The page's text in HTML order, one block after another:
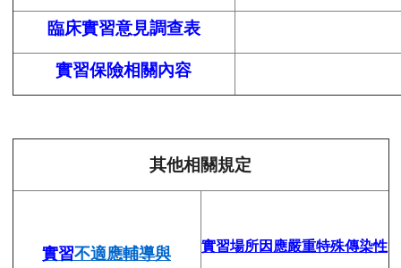
臨床實習意見調查表
實習保險相關內容
其他相關規定
實習不適應輔導與 實習場所因應嚴重特殊傳染性